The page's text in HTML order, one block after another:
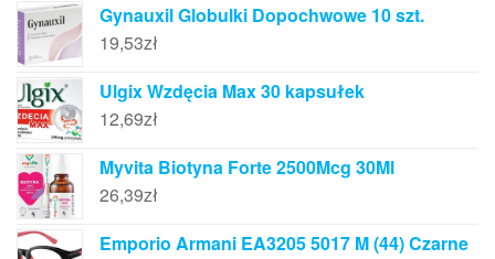
Gynauxil Globulki Dopochwowe 10 szt.
19,53zł
Ulgix Wzdęcia Max 30 kapsułek
12,69zł
Myvita Biotyna Forte 2500Mcg 30Ml
26,39zł
Emporio Armani EA3205 5017 M (44) Czarne